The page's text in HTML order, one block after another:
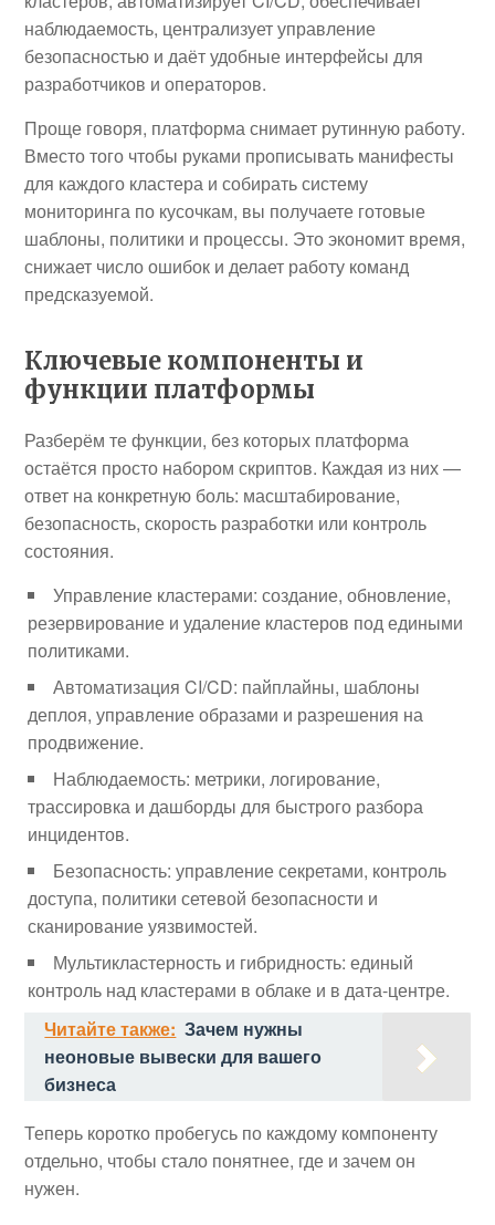
наблюдаемость, централизует управление
безопасностью и даёт удобные интерфейсы для
разработчиков и операторов.
Проще говоря, платформа снимает рутинную работу.
Вместо того чтобы руками прописывать манифесты
для каждого кластера и собирать систему
мониторинга по кусочкам, вы получаете готовые
шаблоны, политики и процессы. Это экономит время,
снижает число ошибок и делает работу команд
предсказуемой.
Ключевые компоненты и
функции платформы
Разберём те функции, без которых платформа
остаётся просто набором скриптов. Каждая из них —
ответ на конкретную боль: масштабирование,
безопасность, скорость разработки или контроль
состояния.
Управление кластерами: создание, обновление,
резервирование и удаление кластеров под едиными
политиками.
Автоматизация CI/CD: пайплайны, шаблоны
деплоя, управление образами и разрешения на
продвижение.
Наблюдаемость: метрики, логирование,
трассировка и дашборды для быстрого разбора
инцидентов.
Безопасность: управление секретами, контроль
доступа, политики сетевой безопасности и
сканирование уязвимостей.
Мультикластерность и гибридность: единый
контроль над кластерами в облаке и в дата-центре.
Читайте также: Зачем нужны
неоновые вывески для вашего
бизнеса
Теперь коротко пробегусь по каждому компоненту
отдельно, чтобы стало понятнее, где и зачем он
нужен.